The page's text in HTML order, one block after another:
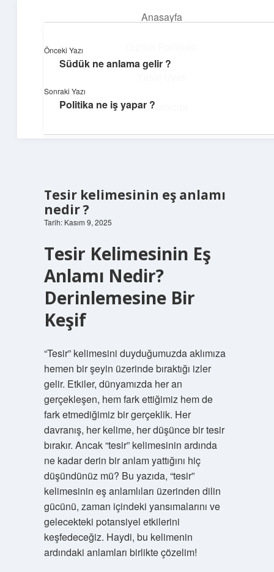
Anasayfa
Hakkımızda
Günlük Hatırlatmalar
Keyifli vakit için kısa ve eğlenceli içerikler.
Tesir kelimesinin eş anlamı
nedir ?
Tarih: Kasım 9, 2025
Tesir Kelimesinin Eş
Anlamı Nedir?
Derinlemesine Bir
Keşif
“Tesir” kelimesini duyduğumuzda aklımıza
hemen bir şeyin üzerinde bıraktığı izler
gelir. Etkiler, dünyamızda her an
gerçekleşen, hem fark ettiğimiz hem de
fark etmediğimiz bir gerçeklik. Her
davranış, her kelime, her düşünce bir tesir
bırakır. Ancak “tesir” kelimesinin ardında
ne kadar derin bir anlam yattığını hiç
düşündünüz mü? Bu yazıda, “tesir”
kelimesinin eş anlamlıları üzerinden dilin
gücünü, zaman içindeki yansımalarını ve
gelecekteki potansiyel etkilerini
keşfedeceğiz. Haydi, bu kelimenin
ardındaki anlamları birlikte çözelim!
Önceki Yazı
Südük ne anlama gelir ?
Sonraki Yazı
Politika ne iş yapar ?